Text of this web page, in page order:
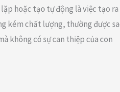
hoặc tạo tự động là việc tạo ra
kém chất lượng, thường được
không có sự can thiệp của con